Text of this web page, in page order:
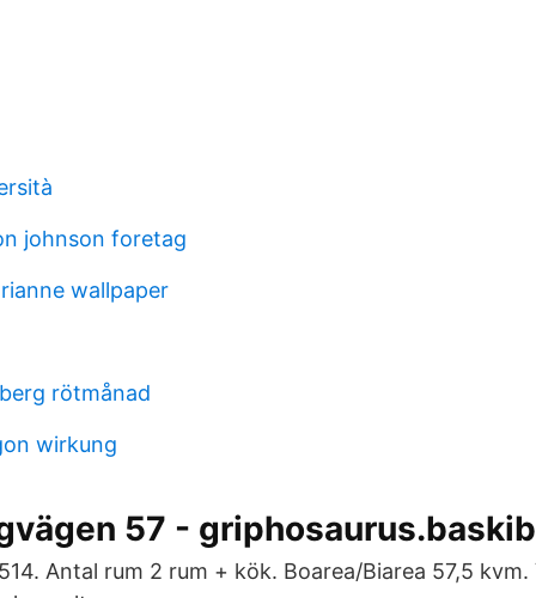
johnson foretag
wallpaper
rötmånad
wirkung
57 -
Antal rum 2 rum + kök. Boarea/Biarea 57,5 kvm.